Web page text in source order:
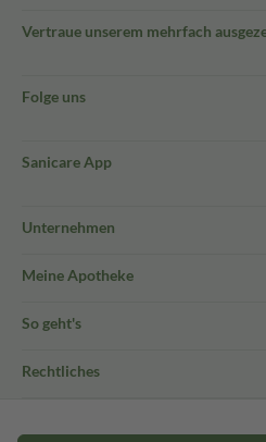
Vertraue unserem mehrfach
Folge uns
Sanicare App
Unternehmen
Meine Apotheke
So geht's
Rechtliches